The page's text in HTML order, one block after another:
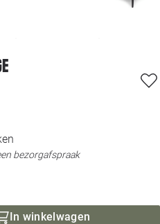
bezorgafspraak
In winkelwagen